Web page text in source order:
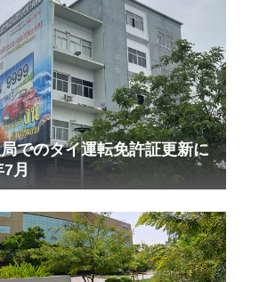
でのタイ運転免許証更新に
月